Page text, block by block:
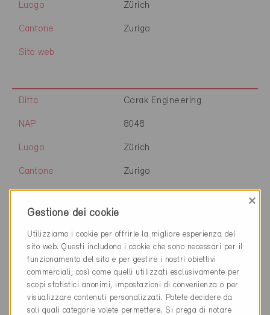
Luogo Zürich
Cantone Zurigo
Sito web
Ditta Corak Engineering
NAP 8048
Luogo Zürich
Cantone Zurigo
Ditta Bühler & Oettli AG
8008
Luogo Zürich
Gestione dei cookie
×
Utilizziamo i cookie per offrirle la migliore esperienza del
sito web. Questi includono i cookie che sono necessari per il
funzionamento del sito e per gestire i nostri obiettivi
commerciali, così come quelli utilizzati esclusivamente per
scopi statistici anonimi, impostazioni di convenienza o per
visualizzare contenuti personalizzati. Potete decidere da
soli quali categorie volete permettere. Si prega di notare